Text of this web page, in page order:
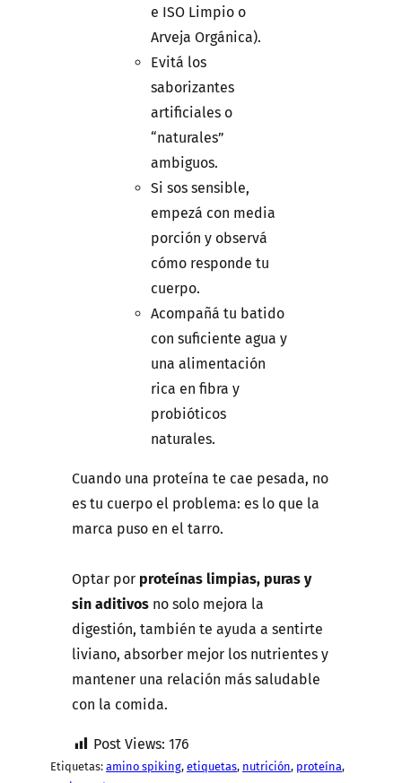
e ISO Limpio o
Arveja Orgánica).
Evitá los
saborizantes
artificiales o
“naturales”
ambiguos.
Si sos sensible,
empezá con media
porción y observá
cómo responde tu
cuerpo.
Acompañá tu batido
con suficiente agua y
una alimentación
rica en fibra y
probióticos
naturales.
Cuando una proteína te cae pesada, no
es tu cuerpo el problema: es lo que la
marca puso en el tarro.
Optar por proteínas limpias, puras y
sin aditivos no solo mejora la
digestión, también te ayuda a sentirte
liviano, absorber mejor los nutrientes y
mantener una relación más saludable
con la comida.
Post Views: 176
Etiquetas: amino spiking, etiquetas, nutrición, proteína